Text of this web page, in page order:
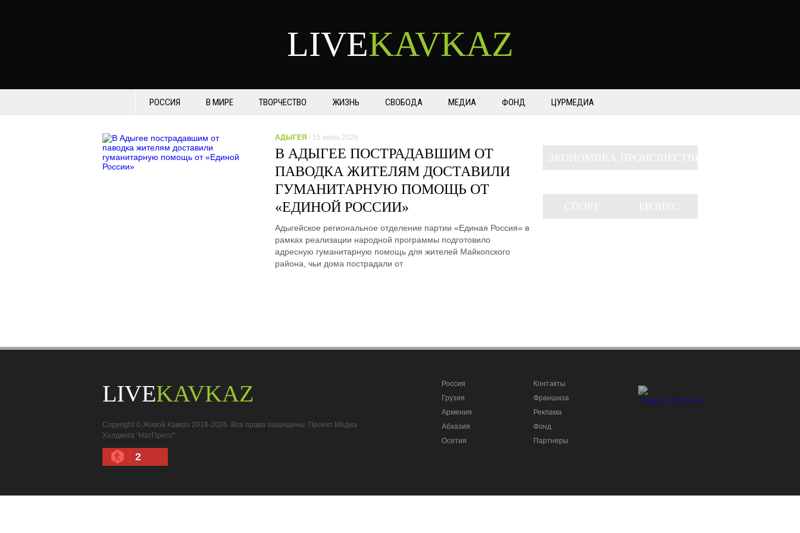
LIVEKAVKAZ
РОССИЯ В МИРЕ ТВОРЧЕСТВО ЖИЗНЬ СВОБОДА МЕДИА ФОНД ЦУРМЕДИА
АДЫГЕЯ / 15 июнь 2026
В АДЫГЕЕ ПОСТРАДАВШИМ ОТ
ПАВОДКА ЖИТЕЛЯМ ДОСТАВИЛИ
ГУМАНИТАРНУЮ ПОМОЩЬ ОТ
«ЕДИНОЙ РОССИИ»
Адыгейское региональное отделение партии «Единая Россия» в
рамках реализации народной программы подготовило
адресную гуманитарную помощь для жителей Майкопского
района, чьи дома пострадали от
LIVEKAVKAZ
Copyright © Живой Кавказ 2018-2026. Все права защищены. Проект Медиа
Холдинга "НатПресс".
2
Россия
Грузия
Армения
Абхазия
Осетия
Контакты
Франшиза
Реклама
Фонд
Партнеры